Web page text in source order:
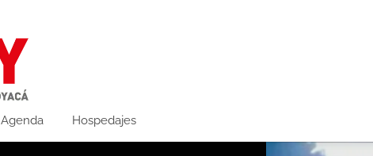
Agenda Hospedajes